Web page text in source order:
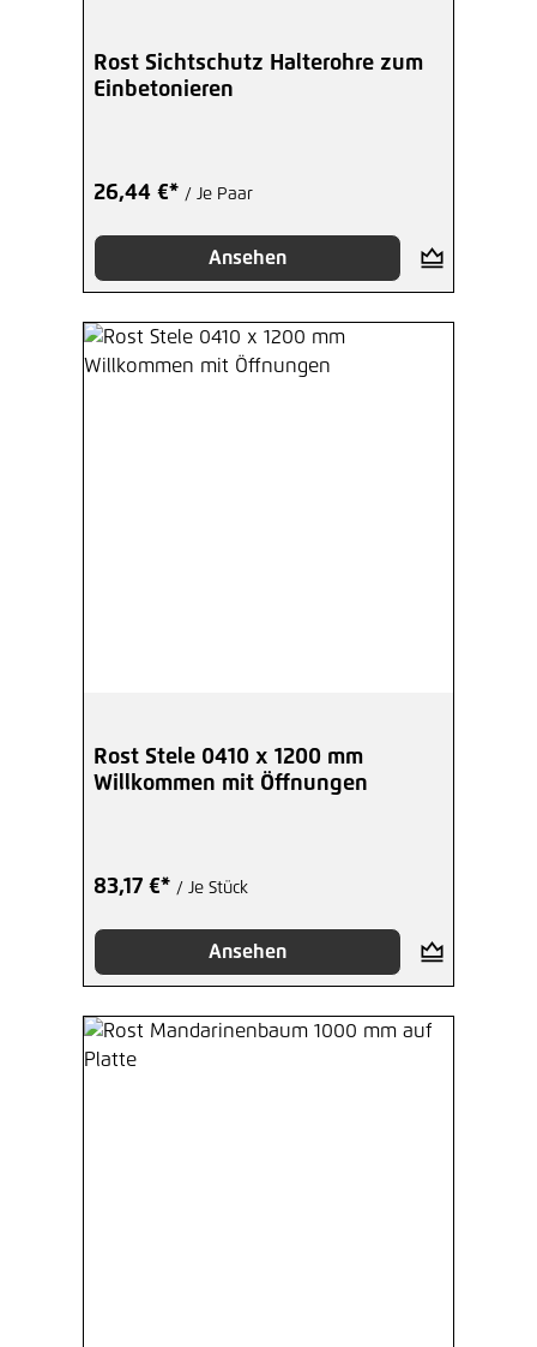
Rost Sichtschutz Halterohre zum
Einbetonieren
26,44 €* / Je Paar
Ansehen
Rost Stele 0410 x 1200 mm
Willkommen mit Öffnungen
83,17 €* / Je Stück
Ansehen